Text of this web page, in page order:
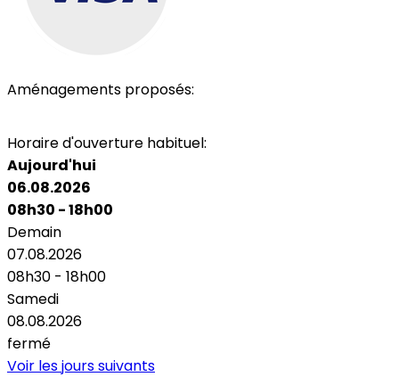
Aménagements proposés:
Horaire d'ouverture habituel:
Aujourd'hui
06.08.2026
08h30 - 18h00
Demain
07.08.2026
08h30 - 18h00
Samedi
08.08.2026
fermé
Voir les jours suivants